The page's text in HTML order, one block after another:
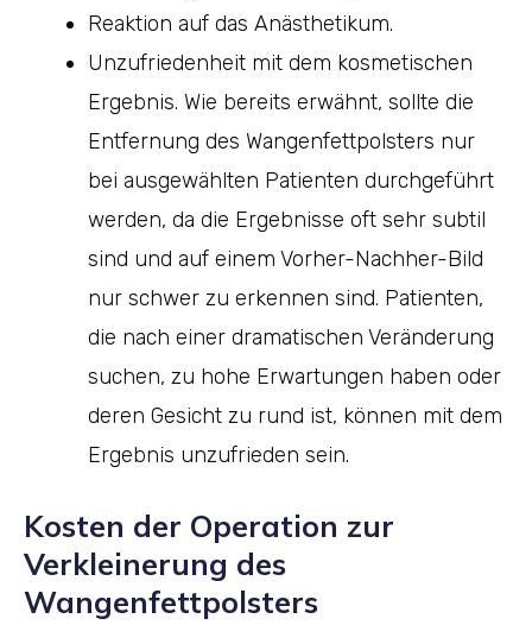
Reaktion auf das Anästhetikum.
Unzufriedenheit mit dem kosmetischen
Ergebnis. Wie bereits erwähnt, sollte die
Entfernung des Wangenfettpolsters nur
bei ausgewählten Patienten durchgeführt
werden, da die Ergebnisse oft sehr subtil
sind und auf einem Vorher-Nachher-Bild
nur schwer zu erkennen sind. Patienten,
die nach einer dramatischen Veränderung
suchen, zu hohe Erwartungen haben oder
deren Gesicht zu rund ist, können mit dem
Ergebnis unzufrieden sein.
Kosten der Operation zur
Verkleinerung des
Wangenfettpolsters